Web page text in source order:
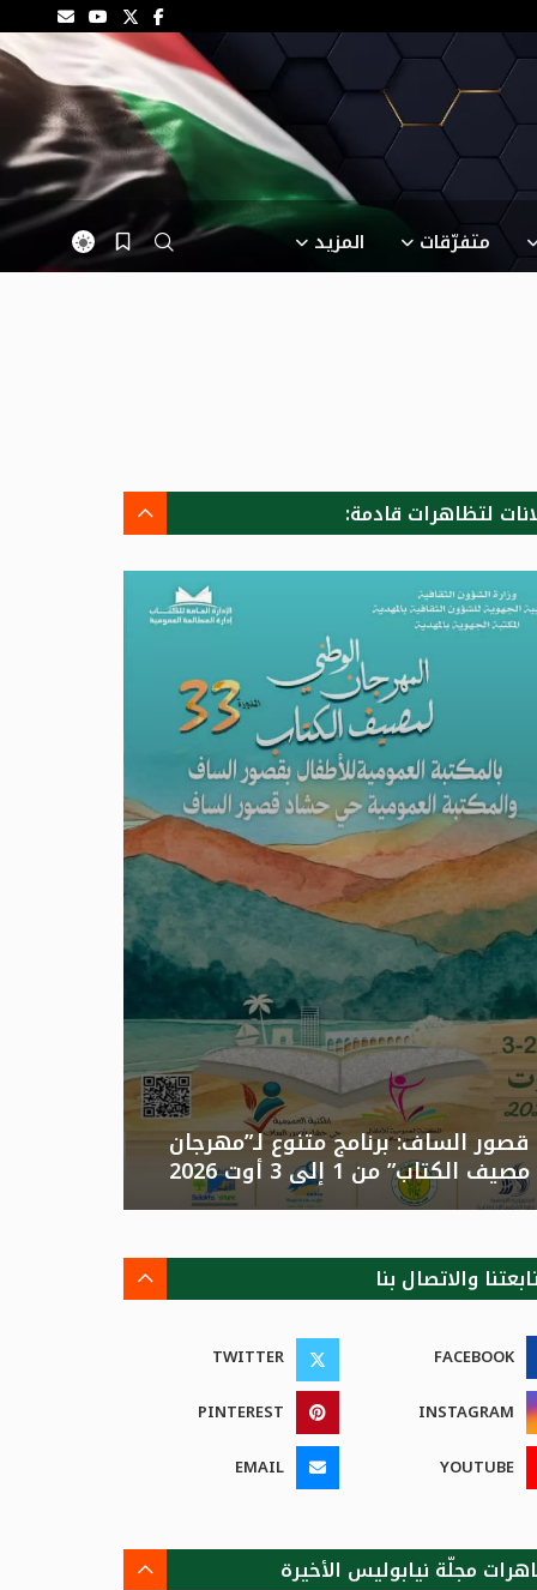
متفرّقات المزيد
لتظاهرات قادمة:
قصور الساف: برنامج متنوع لـ”مهرجان
مصيف الكتاب” من 1 إلى 3 أوت 2026
والاتصال بنا
FACEBOOK
TWITTER
INSTAGRAM
PINTEREST
YOUTUBE
EMAIL
مجلّة نيابوليس الأخيرة